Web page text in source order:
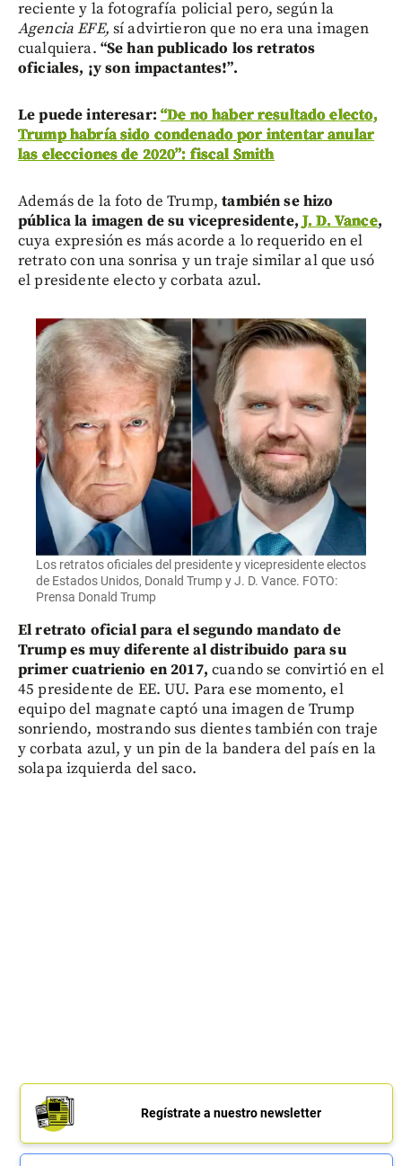
reciente y la fotografía policial pero, según la
Agencia EFE, sí advirtieron que no era una imagen
cualquiera. “Se han publicado los retratos
oficiales, ¡y son impactantes!”.
Le puede interesar: “De no haber resultado electo,
Trump habría sido condenado por intentar anular
las elecciones de 2020”: fiscal Smith
Además de la foto de Trump,también se hizo
pública la imagen de su vicepresidente,J. D. Vance,
cuya expresión es más acorde a lo requerido en el
retrato con una sonrisa y un traje similar al que usó
el presidente electo y corbata azul.
Los retratos oficiales del presidente y vicepresidente electos
de Estados Unidos, Donald Trump y J. D. Vance. FOTO:
Prensa Donald Trump
El retrato oficial para el segundo mandato de
Trump es muy diferente al distribuido para su
primer cuatrienio en 2017, cuando se convirtió en el
45 presidente de EE. UU. Para ese momento, el
equipo del magnate captó una imagen de Trump
sonriendo, mostrando sus dientes también con traje
y corbata azul, y un pin de la bandera del país en la
solapa izquierda del saco.
Regístrate a nuestro newsletter